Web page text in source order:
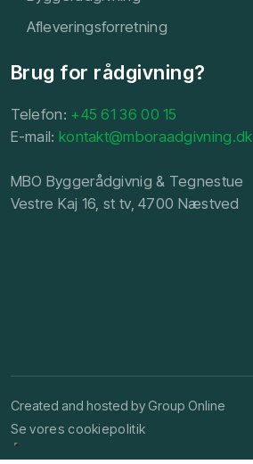
Afleveringsforretning
Brug for rådgivning?
Telefon: +45 61 36 00 15
E-mail: kontakt@mboraadgivning.dk
MBO Byggerådgivnig & Tegnestue
Vestre Kaj 16, st tv, 4700 Næstved
Created and hosted by Group Online
Se vores cookiepolitik ​